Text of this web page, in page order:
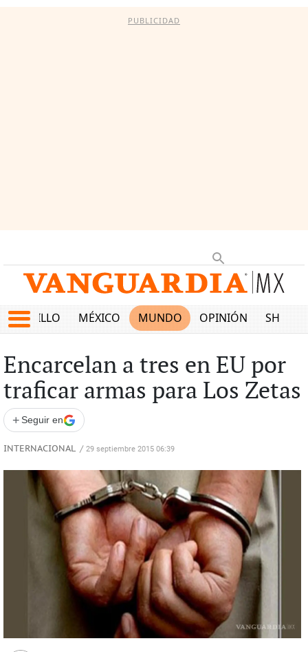
PUBLICIDAD
SALTILLO MÉXICO MUNDO OPINIÓN SHOW
Encarcelan a tres en EU por
traficar armas para Los Zetas
+ Seguir en
INTERNACIONAL / 29 septiembre 2015 06:39